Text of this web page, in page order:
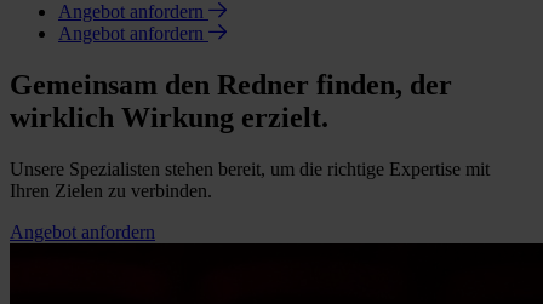
Angebot anfordern
Angebot anfordern
Gemeinsam den Redner finden, der
wirklich Wirkung erzielt.
Unsere Spezialisten stehen bereit, um die richtige Expertise mit
Ihren Zielen zu verbinden.
Angebot anfordern